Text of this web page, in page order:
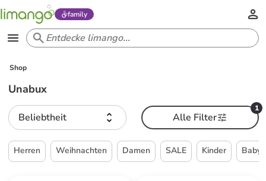
family
Shop
Unabux
Beliebtheit
1
Alle Filter
Herren Weihnachten Damen SALE Kinder Babys